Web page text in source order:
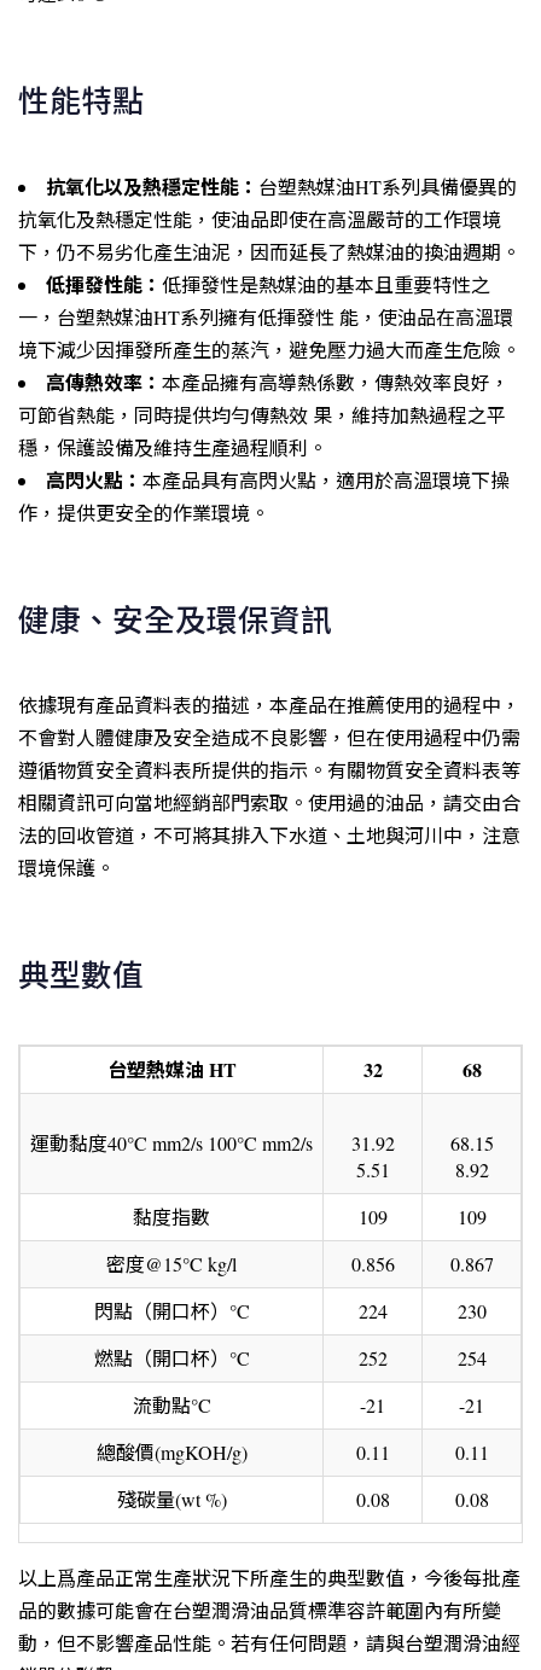
性能特點
抗氧化以及熱穩定性能： 台塑熱媒油HT系列具備優異的
抗氧化及熱穩定性能，使油品即使在高溫嚴苛的工作環境
下，仍不易劣化產生油泥，因而延長了熱媒油的換油週期。
低揮發性能： 低揮發性是熱媒油的基本且重要特性之
一，台塑熱媒油HT系列擁有低揮發性 能，使油品在高溫環
境下減少因揮發所產生的蒸汽，避免壓力過大而產生危險。
高傳熱效率： 本產品擁有高導熱係數，傳熱效率良好，
可節省熱能，同時提供均勻傳熱效 果，維持加熱過程之平
穩，保護設備及維持生產過程順利。
高閃火點： 本產品具有高閃火點，適用於高溫環境下操
作，提供更安全的作業環境。
健康、安全及環保資訊
依據現有產品資料表的描述，本產品在推薦使用的過程中，
不會對人體健康及安全造成不良影響，但在使用過程中仍需
遵循物質安全資料表所提供的指示。有關物質安全資料表等
相關資訊可向當地經銷部門索取。使用過的油品，請交由合
法的回收管道，不可將其排入下水道、土地與河川中，注意
環境保護。
典型數值
台塑熱媒油 HT 32 68
運動黏度40°C mm2/s 100°C mm2/s
31.92
5.51
68.15
8.92
黏度指數
109
109
密度@15°C kg/l
0.856
0.867
閃點（開口杯）°C
224
230
燃點（開口杯）°C
252
254
流動點°C
-21
-21
總酸價(mgKOH/g)
0.11
0.11
殘碳量(wt %)
0.08 0.08
以上爲產品正常生產狀況下所產生的典型數值，今後每批產
品的數據可能會在台塑潤滑油品質標準容許範圍內有所變
動，但不影響產品性能。若有任何問題，請與台塑潤滑油經